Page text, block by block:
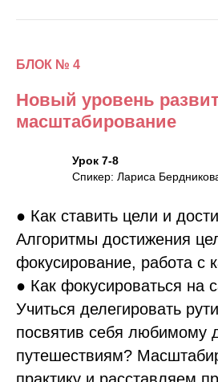
БЛОК № 4
Новый уровень
масштабирование
Урок 7-8
Спикер: Лариса
● Как ставить цели и
Алгоритмы достижения
фокусирование, работа с
● Как фокусироваться на
Учиться делегировать
посвятив себя любимому
путешествиям?